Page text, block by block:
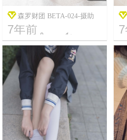
森罗财团 BETA-024-摄助
7年前
9 2287